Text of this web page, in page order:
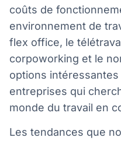
coûts de
environnement de
flex office, le
corpoworking et le
options
entreprises qui
monde du travail en
Les tendances que